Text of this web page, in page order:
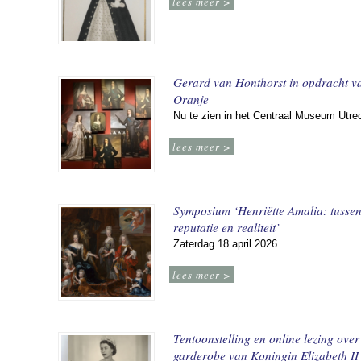
Gerard van Honthorst in opdracht
Oranje
Nu te zien in het Centraal Museum
lees meer >
Symposium ‘Henriëtte Amalia: tussen
reputatie en realiteit’
Zaterdag 18 april 2026
lees meer >
Tentoonstelling en online lezing
garderobe van Koningin Elizabeth II